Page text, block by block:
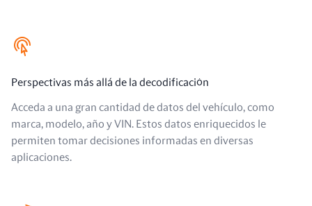
Perspectivas más allá de la decodificación
Acceda a una gran cantidad de datos del vehículo, como
marca, modelo, año y VIN. Estos datos enriquecidos le
permiten tomar decisiones informadas en diversas
aplicaciones.